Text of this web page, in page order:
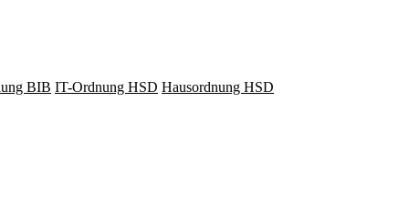
BIB IT-Ordnung HSD Hausordnung HSD